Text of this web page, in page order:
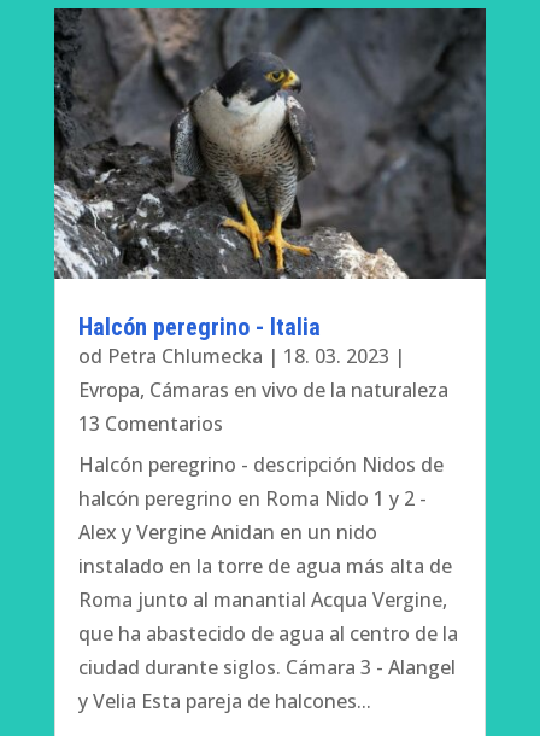
Halcón peregrino - Italia
od Petra Chlumecka | 18. 03. 2023 |
Evropa, Cámaras en vivo de la naturaleza
13 Comentarios
Halcón peregrino - descripción Nidos de
halcón peregrino en Roma Nido 1 y 2 -
Alex y Vergine Anidan en un nido
instalado en la torre de agua más alta de
Roma junto al manantial Acqua Vergine,
que ha abastecido de agua al centro de la
ciudad durante siglos. Cámara 3 - Alangel
y Velia Esta pareja de halcones...